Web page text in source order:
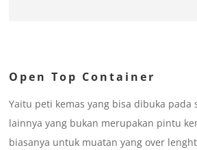
Open Top Container
Yaitu peti kemas yang bisa dibuka pada
lainnya yang bukan merupakan pintu
biasanya untuk muatan yang over